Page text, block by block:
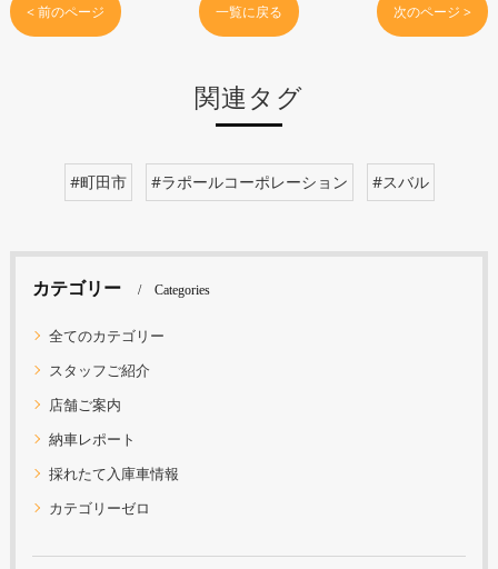
< 前のページ 一覧に戻る 次のページ >
関連タグ
#町田市 #ラポールコーポレーション #スバル
カテゴリー Categories
全てのカテゴリー
スタッフご紹介
店舗ご案内
納車レポート
採れたて入庫車情報
カテゴリーゼロ